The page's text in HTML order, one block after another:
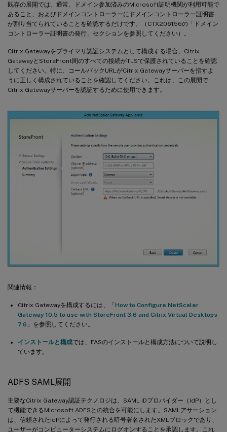
既存の展開では、通常、ドメイン参加済みのMicrosoft証明機関が利用可能で
あること、およびドメインコントローラーにドメインコントローラー証明書
が割り当てられていることを確認するだけです。（CTX206156の「ドメイン
コントローラー証明書の発行」セクションを参照してください）。
Citrix Gatewayをプライマリ認証システムとして構成する場合、Citrix
GatewayとStoreFront間のすべての接続がTLSで保護されていることを確認
してください。特に、コールバックURLがCitrix Gatewayサーバーを指すよ
うに正しく構成されていることを確認してください。これは、この展開で
Citrix Gatewayサーバーを認証するために使用できます。
関連情報：
Citrix Gatewayを構成するには、「 How to Configure NetScaler
Gateway 10.5 to use with StoreFront 3.6 and Citrix Virtual Desktops
7.6 」を参照してください。
インストールと構成では、FASのインストールと構成方法について説明し
ています。
ADFS SAML展開
主要なCitrix Gateway認証テクノロジは、SAML IDプロバイダー（IdP）とし
て機能できるMicrosoft ADFSとの統合を可能にします。SAMLアサーション
は、信頼されたIdPによって発行される暗号署名されたXMLブロックであり、
ユーザーがコンピューターシステムにログオンすることを承認します。これ